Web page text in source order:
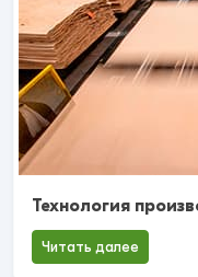
Технология
Читать далее